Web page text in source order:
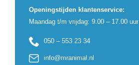
Openingstijden klantenservice:
Maandag t/m vrijdag: 9.00 – 17.00 uur
050 – 553 23 34
info@mranimal.nl